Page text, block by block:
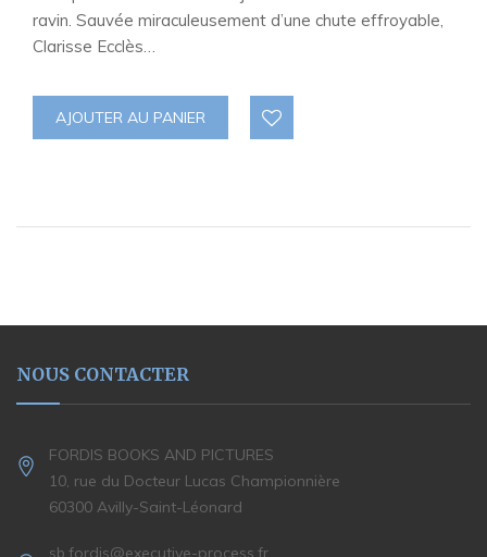
ravin. Sauvée miraculeusement d’une chute effroyable,
Clarisse Ecclès…
AJOUTER AU PANIER
NOUS CONTACTER
FORDIS BOOKS AND PICTURES
10, rue du Docteur Lucas Championnière
60300 Avilly-Saint-Léonard
sb.fordis@executive-process.fr